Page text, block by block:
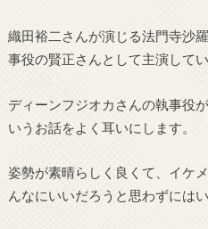
織田裕二さんが演じる法門寺沙
事役の賢正さんとして主演してい
ディーンフジオカさんの執事役
いうお話をよく耳いにします。
姿勢が素晴らしく良くて、イケ
んなにいいだろうと思わずにはい